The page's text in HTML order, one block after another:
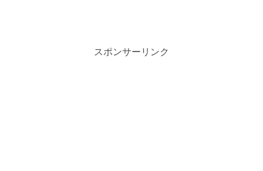
スポンサーリンク